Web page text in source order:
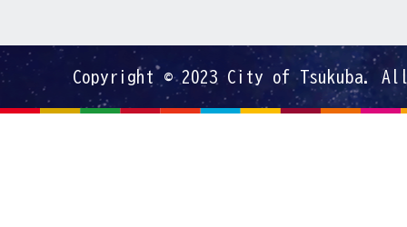
Copyright © 2023 City of Tsukuba.